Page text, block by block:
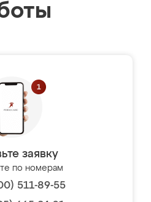
заявку
по номерам
511-89-55